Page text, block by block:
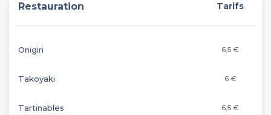
Restauration Tarifs
Onigiri 6,5 €
Takoyaki 6 €
Tartinables 6,5 €